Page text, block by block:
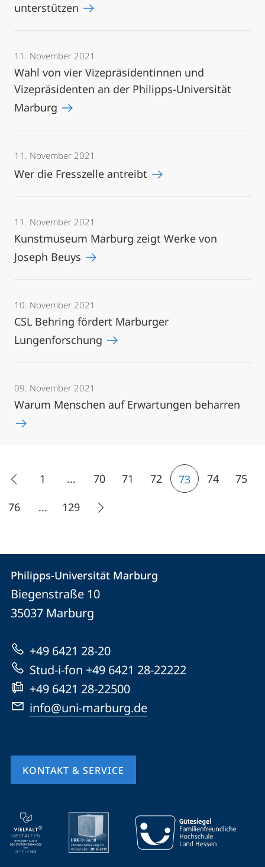
unterstützen
11. November 2021
Wahl von vier Vizepräsidentinnen und
Vizepräsidenten an der Philipps-Universität
Marburg
11. November 2021
Wer die Fresszelle antreibt
11. November 2021
Kunstmuseum Marburg zeigt Werke von
Joseph Beuys
10. November 2021
CSL Behring fördert Marburger
Lungenforschung
09. November 2021
Warum Menschen auf Erwartungen beharren
1 ... 70 71 72 73 74
75
76
... 129
Kontakt
und
Informationen
zur
Website
Kontaktinformationen
Philipps-
Universität
Marburg
Philipps-Universität Marburg
Biegenstraße 10
35037 Marburg
+49 6421 28-20
Stud-i-fon +49 6421 28-22222
+49 6421 28-22500
info@uni-marburg.de
KONTAKT & SERVICE
Mobile-
Service-
Navigation